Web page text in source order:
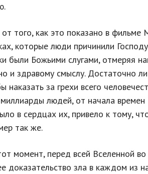
того, как это показано в фильме
которые люди причинили
были Божьими слугами, отмеряя
и здравому смыслу. Достаточно
наказать за грехи всего
людей, от начала
в сердцах их, привело к тому,
так же.
момент, перед всей Вселенной
доказательство зла в каждом из